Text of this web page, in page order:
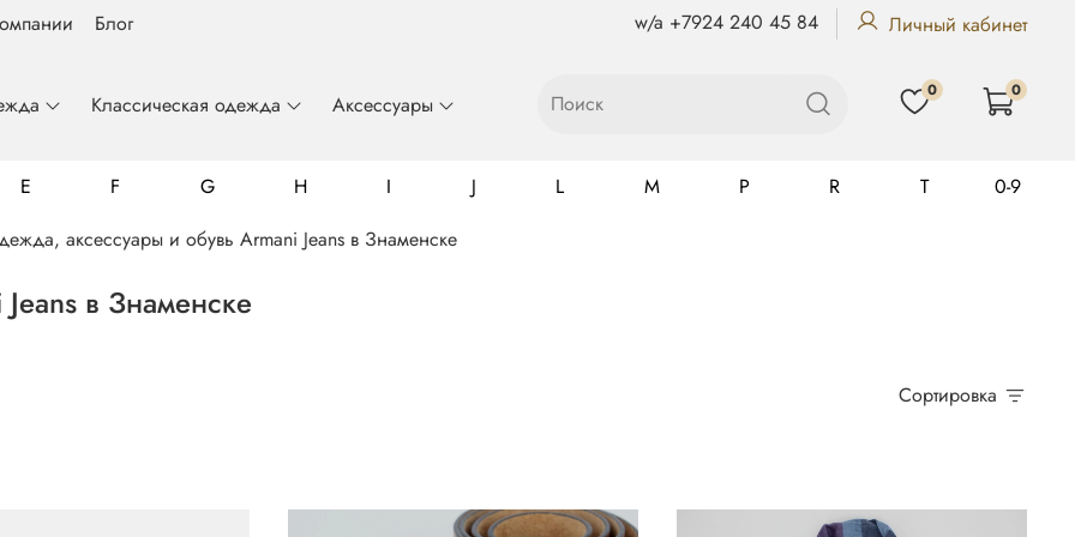
Блог w/a +7924 240 45 84 Личный кабинет
0 0
Классическая одежда Аксессуары
Billionaire
Colmar
E
Emporio Armani
F
Frankie Morello
G
Gianfranco Butteri
H I J
John Richmond
L
Luca Guerrini
M
Mario Giannini
P R
Roberto Cavalli
T 0-9
аксессуары и обувь Armani Jeans в Знаменске
в Знаменске
Сортировка